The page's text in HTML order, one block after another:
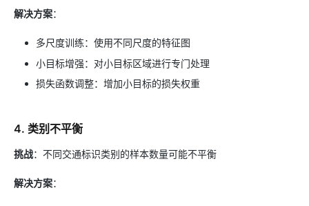
解决方案：
多尺度训练：使用不同尺度的特征图
小目标增强：对小目标区域进行专门处理
损失函数调整：增加小目标的损失权重
4. 类别不平衡
挑战：不同交通标识类别的样本数量可能不平衡
解决方案：